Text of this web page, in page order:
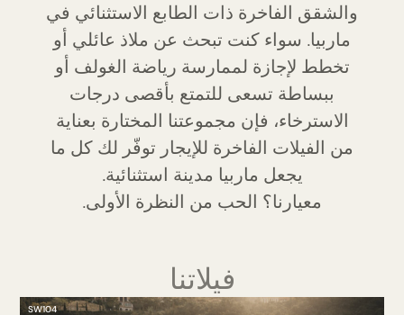
والشقق الفاخرة ذات الطابع الاستثنائي في
ماربيا. سواء كنت تبحث عن ملاذ عائلي أو
تخطط لإجازة لممارسة رياضة الغولف أو
ببساطة تسعى للتمتع بأقصى درجات
الاسترخاء، فإن مجموعتنا المختارة بعناية
من الفيلات الفاخرة للإيجار توفّر لك كل ما
يجعل ماربيا مدينة استثنائية.
معيارنا؟ الحب من النظرة الأولى.
فيلاتنا
SW104